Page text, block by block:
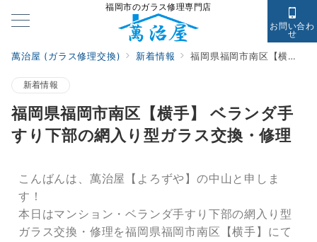
福岡市のガラス修理専門店
お問い合わ
せ
萬治屋 (ガラス修理交換) 新着情報 福岡県福岡市南区【横手】 ベランダ手すり下部の網入り型ガラス交換・修理
新着情報
福岡県福岡市南区【横手】 ベランダ手
すり下部の網入り型ガラス交換・修理
こんばんは、萬治屋【よろずや】の中山と申しま
す！
本日はマンション・ベランダ手すり下部の網入り型
ガラス交換・修理を福岡県福岡市南区【横手】にて